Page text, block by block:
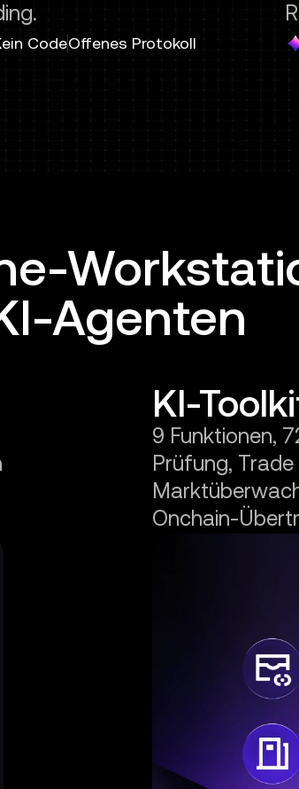
CodeOffenes Protokoll
Agenten
KI-
9 Funktionen,
Prüfung,
Onchain-